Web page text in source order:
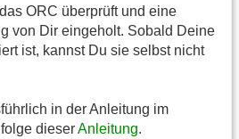
ORC überprüft und eine
von Dir eingeholt. Sobald Deine
ist, kannst Du sie selbst nicht
in der Anleitung im
dieserAnleitung.